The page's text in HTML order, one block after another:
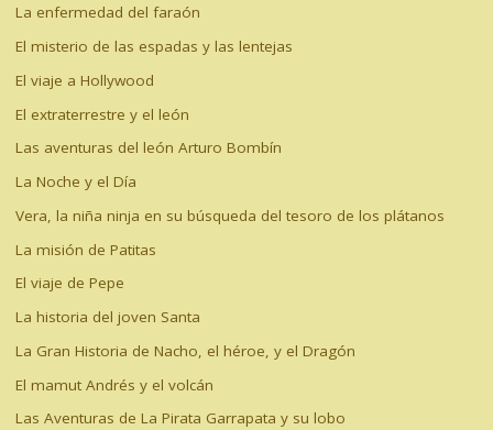
La enfermedad del faraón
El misterio de las espadas y las lentejas
El viaje a Hollywood
El extraterrestre y el león
Las aventuras del león Arturo Bombín
La Noche y el Día
Vera, la niña ninja en su búsqueda del tesoro de los plátanos
La misión de Patitas
El viaje de Pepe
La historia del joven Santa
La Gran Historia de Nacho, el héroe, y el Dragón
El mamut Andrés y el volcán
Las Aventuras de La Pirata Garrapata y su lobo